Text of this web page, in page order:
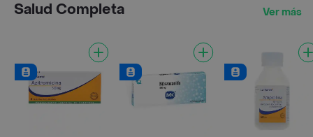
Salud Completa Ver más